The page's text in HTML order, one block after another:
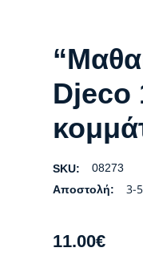
Djeco
SKU:
08273
Αποστολή:
3-
11.00€